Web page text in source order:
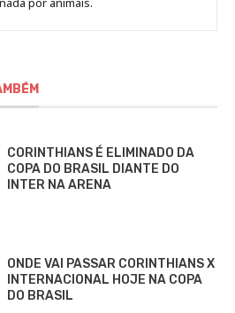
CORINTHIANS É ELIMINADO DA
COPA DO BRASIL DIANTE DO
INTER NA ARENA
ONDE VAI PASSAR CORINTHIANS X
INTERNACIONAL HOJE NA COPA
DO BRASIL